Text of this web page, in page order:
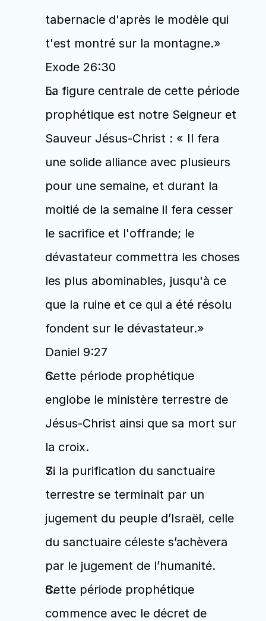
tabernacle d'après le modèle qui
t'est montré sur la montagne.»
Exode 26:30
La figure centrale de cette période
prophétique est notre Seigneur et
Sauveur Jésus-Christ : « Il fera
une solide alliance avec plusieurs
pour une semaine, et durant la
moitié de la semaine il fera cesser
le sacrifice et l'offrande; le
dévastateur commettra les choses
les plus abominables, jusqu'à ce
que la ruine et ce qui a été résolu
fondent sur le dévastateur.»
Daniel 9:27
Cette période prophétique
englobe le ministère terrestre de
Jésus-Christ ainsi que sa mort sur
la croix.
Si la purification du sanctuaire
terrestre se terminait par un
jugement du peuple d’Israël, celle
du sanctuaire céleste s’achèvera
par le jugement de l’humanité.
Cette période prophétique
commence avec le décret de